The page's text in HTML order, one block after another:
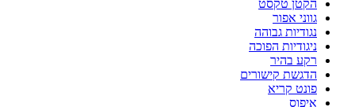
הקטן טקסט
גווני אפור
נגודיות גבוהה
ניגודיות הפוכה
רקע בהיר
הדגשת קישורים
פונט קריא
איפוס